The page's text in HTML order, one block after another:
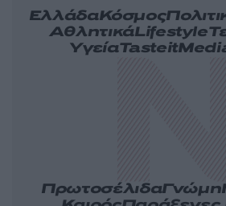
ΕλλάδαΚόσμος
ΑθλητικάLifestyle
ΥγείαTasteit
ΠρωτοσέλιδαΓνώμη